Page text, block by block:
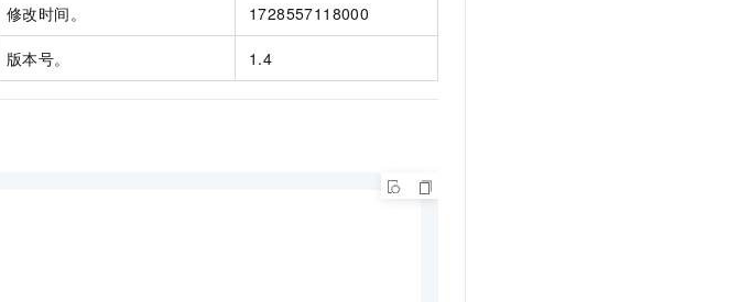
修改时间。 1728557118000
版本号。 1.4